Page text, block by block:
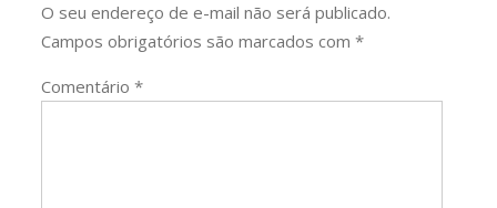
O seu endereço de e-mail não será publicado.
Campos obrigatórios são marcados com*
Comentário*